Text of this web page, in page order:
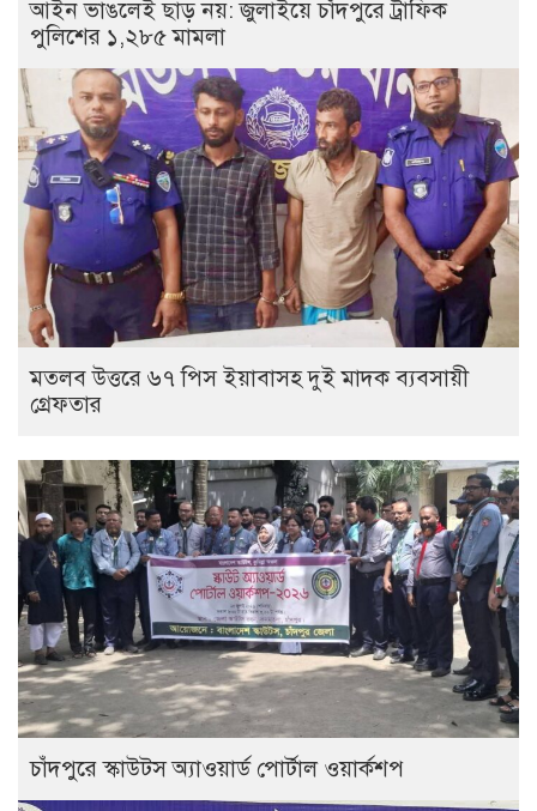
আইন ভাঙলেই ছাড় নয়: জুলাইয়ে চাঁদপুরে ট্রাফিক
পুলিশের ১,২৮৫ মামলা
মতলব উত্তরে ৬৭ পিস ইয়াবাসহ দুই মাদক ব্যবসায়ী
গ্রেফতার
চাঁদপুরে স্কাউটস অ্যাওয়ার্ড পোর্টাল ওয়ার্কশপ